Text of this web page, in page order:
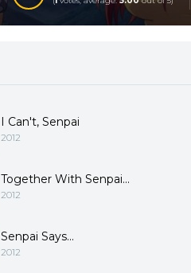
I Can't, Senpai
2012
Together With Senpai...
2012
Senpai Says...
2012